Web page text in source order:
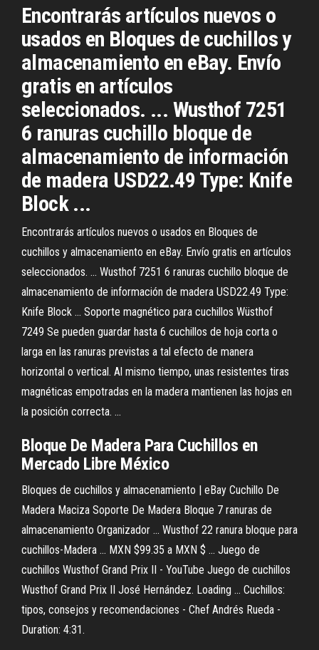
Encontrarás artículos nuevos o
usados en Bloques de cuchillos y
almacenamiento en eBay. Envío
gratis en artículos
seleccionados. ... Wusthof 7251
6 ranuras cuchillo bloque de
almacenamiento de información
de madera USD22.49 Type: Knife
Block ...
Encontrarás artículos nuevos o usados en Bloques de
cuchillos y almacenamiento en eBay. Envío gratis en artículos
seleccionados. ... Wusthof 7251 6 ranuras cuchillo bloque de
almacenamiento de información de madera USD22.49 Type:
Knife Block ... Soporte magnético para cuchillos Wüsthof
7249 Se pueden guardar hasta 6 cuchillos de hoja corta o
larga en las ranuras previstas a tal efecto de manera
horizontal o vertical. Al mismo tiempo, unas resistentes tiras
magnéticas empotradas en la madera mantienen las hojas en
la posición correcta. ...
Bloque De Madera Para Cuchillos en
Mercado Libre México
Bloques de cuchillos y almacenamiento | eBay Cuchillo De
Madera Maciza Soporte De Madera Bloque 7 ranuras de
almacenamiento Organizador ... Wusthof 22 ranura bloque para
cuchillos-Madera ... MXN $99.35 a MXN $ ... Juego de
cuchillos Wusthof Grand Prix II - YouTube Juego de cuchillos
Wusthof Grand Prix II José Hernández. Loading ... Cuchillos:
tipos, consejos y recomendaciones - Chef Andrés Rueda -
Duration: 4:31.